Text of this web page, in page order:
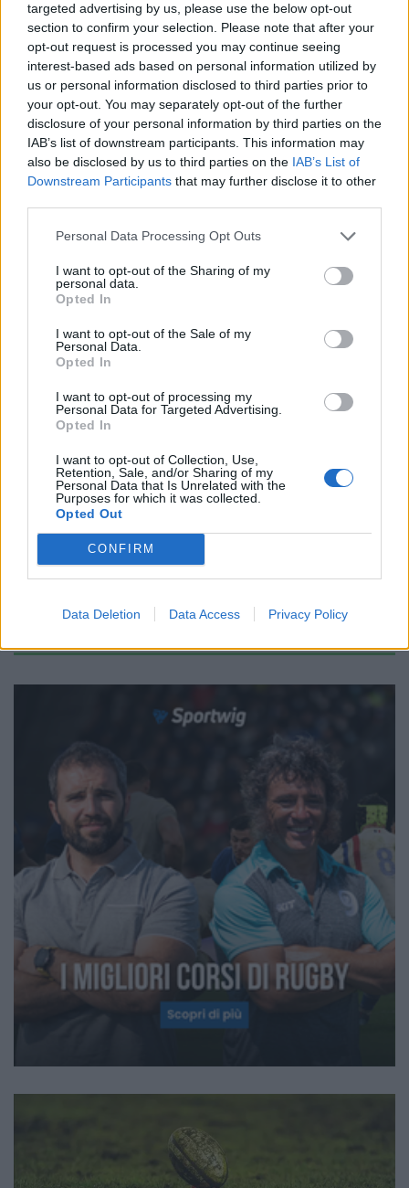
targeted advertising by us, please use the below opt-out
section to confirm your selection. Please note that after your
opt-out request is processed you may continue seeing
interest-based ads based on personal information utilized by
us or personal information disclosed to third parties prior to
your opt-out. You may separately opt-out of the further
disclosure of your personal information by third parties on the
IAB’s list of downstream participants. This information may
also be disclosed by us to third parties on the IAB’s List of
Downstream Participants that may further disclose it to other
Personal Data Processing Opt Outs
I want to opt-out of the Sharing of my
personal data.
Opted In
I want to opt-out of the Sale of my
Personal Data.
Opted In
I want to opt-out of processing my
Personal Data for Targeted Advertising.
Opted In
I want to opt-out of Collection, Use,
Retention, Sale, and/or Sharing of my
Personal Data that Is Unrelated with the
Purposes for which it was collected.
Opted Out
CONFIRM
Data Deletion Data Access Privacy Policy
RUGBY IN TV
Rugby in TV: le dirette del 14-15-16
febbraio 2025
Daniele Goegan / 15.02.2025 13:34
RUGBY IN TV
Rugby in TV: le dirette del 2° turno del
800 mila euro
Rugby in TV: le dirette del 1° turno del
6 Nazioni
Daniele Goegan / 31.01.2025 01:00
← 1 2 3 4 5 6 7 8 9 →